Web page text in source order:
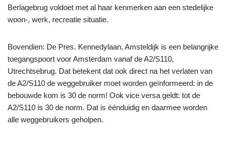
Berlagebrug voldoet met al haar kenmerken aan een stedelijke
woon-, werk, recreatie situatie.
Bovendien: De Pres. Kennedylaan, Amsteldijk is een belangrijke
toegangspoort voor Amsterdam vanaf de A2/S110,
Utrechtsebrug. Dat betekent dat ook direct na het verlaten van
de A2/S110 de weggebruiker moet worden geïnformeerd: in de
bebouwde kom is 30 de norm! Ook vice versa geldt: tot de
A2/S110 is 30 de norm. Dat is éénduidig en daarmee worden
alle weggebruikers geholpen.